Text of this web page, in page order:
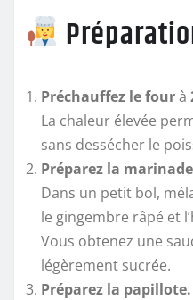
Préchauffez le fourà
La chaleur élevée
sans dessécher le
Préparez la
Dans un petit bol,
le gingembre râpé et
Vous obtenez une
légèrement sucrée.
Préparez la papillote.